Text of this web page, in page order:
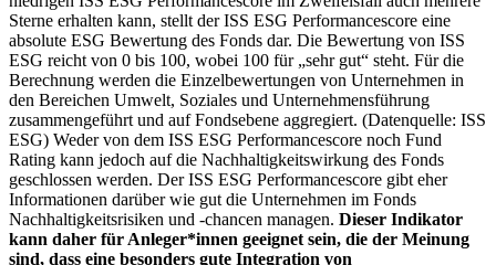
Sterne erhalten kann, stellt der ISS ESG Performancescore eine
absolute ESG Bewertung des Fonds dar. Die Bewertung von ISS
ESG reicht von 0 bis 100, wobei 100 für „sehr gut“ steht. Für die
Berechnung werden die Einzelbewertungen von Unternehmen in
den Bereichen Umwelt, Soziales und Unternehmensführung
zusammengeführt und auf Fondsebene aggregiert. (Datenquelle: ISS
ESG) Weder von dem ISS ESG Performancescore noch Fund
Rating kann jedoch auf die Nachhaltigkeitswirkung des Fonds
geschlossen werden. Der ISS ESG Performancescore gibt eher
Informationen darüber wie gut die Unternehmen im Fonds
Nachhaltigkeitsrisiken und -chancen managen. Dieser Indikator
kann daher für Anleger*innen geeignet sein, die der Meinung
sind, dass eine besonders gute Integration von